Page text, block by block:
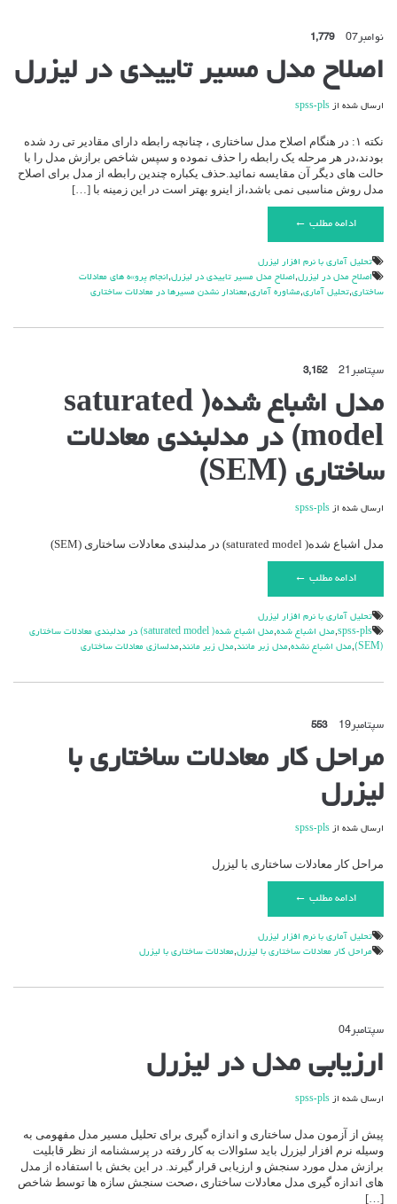
نوامبر 07
1,779
اصلاح مدل مسیر تاییدی در لیزرل
ارسال شده از spss-pls
نکته ۱: در هنگام اصلاح مدل ساختاری ، چنانچه رابطه دارای مقادیر تی رد شده
بودند،در هر مرحله یک رابطه را حذف نموده و سپس شاخص برازش مدل را با
حالت های دیگر آن مقایسه نمائید.حذف یکباره چندین رابطه از مدل برای اصلاح
مدل روش مناسبی نمی باشد،از اینرو بهتر است در این زمینه با […]
ادامه مطلب ←
تحليل آماري با نرم افزار ليزرل
اصلاح مدل در ليزرل,اصلاح مدل مسیر تاییدی در لیزرل,انجام پرو»ه هاي معادلات
ساختاري,تحليل آماري,مشاوره آماري,معنادار نشدن مسيرها در معادلات ساختاري
سپتامبر 21
3,152
مدل اشباع شده( saturated
model) در مدلبندی معادلات
ساختاری (SEM)
ارسال شده از spss-pls
مدل اشباع شده( saturated model) در مدلبندی معادلات ساختاری (SEM)
ادامه مطلب ←
تحليل آماري با نرم افزار ليزرل
spss-pls
,مدل اشباع شده,
مدل اشباع شده( saturated model) در مدلبندی معادلات ساختاری
(SEM)
,مدل اشباع نشده,مدل زبر مانند,مدل زير مانند,مدلسازي معادلات ساختاري
سپتامبر19
553
مراحل کار معادلات ساختاری با
لیزرل
ارسال شده از spss-pls
مراحل کار معادلات ساختاری با لیزرل
ادامه مطلب ←
تحليل آماري با نرم افزار ليزرل
مراحل کار معادلات ساختاری با لیزرل,معادلات ساختاری با لیزرل
سپتامبر04
ارزیابی
مدل
لیزرل
ارزیابی مدل در لیزرل
ارسال شده از spss-pls
پیش از آزمون مدل ساختاری و اندازه گیری برای تحلیل مسیر مدل مفهومی به
وسیله نرم افزار لیزرل باید سئوالات به کار رفته در پرسشنامه از نظر قابلیت
برازش مدل مورد سنجش و ارزیابی قرار گیرند. در این بخش با استفاده از مدل
های اندازه گیری مدل معادلات ساختاری ،صحت سنجش سازه ها توسط شاخص
[…]